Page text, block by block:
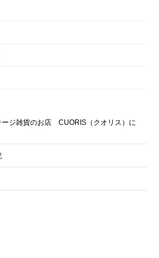
ージ雑貨のお店 CUORIS（クオリス）に